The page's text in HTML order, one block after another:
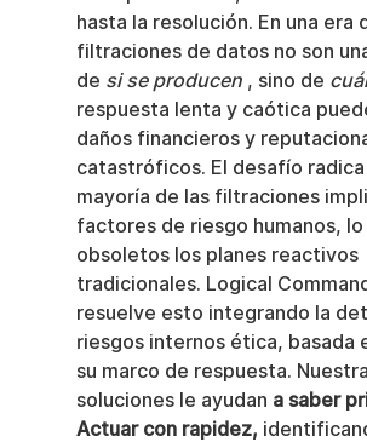
hasta la resolución. En una era
filtraciones de datos no son
de si se producen , sino de
respuesta lenta y caótica
daños financieros y
catastróficos. El desafío radica
mayoría de las filtraciones
factores de riesgo humanos, lo
obsoletos los planes reactivos
tradicionales. Logical
resuelve esto integrando la
riesgos internos ética, basada
su marco de respuesta.
soluciones le ayudan a saber
Actuar con rapidez,